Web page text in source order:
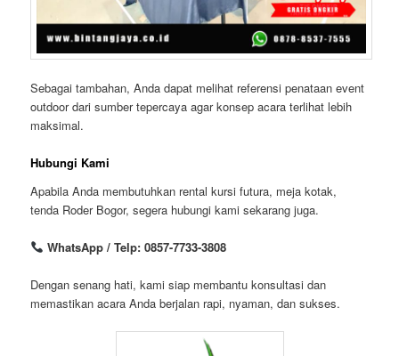
Sebagai tambahan, Anda dapat melihat referensi penataan event
outdoor dari sumber tepercaya agar konsep acara terlihat lebih
maksimal.
Hubungi Kami
Apabila Anda membutuhkan rental kursi futura, meja kotak,
tenda Roder Bogor, segera hubungi kami sekarang juga.
WhatsApp / Telp: 0857-7733-3808
Dengan senang hati, kami siap membantu konsultasi dan
memastikan acara Anda berjalan rapi, nyaman, dan sukses.